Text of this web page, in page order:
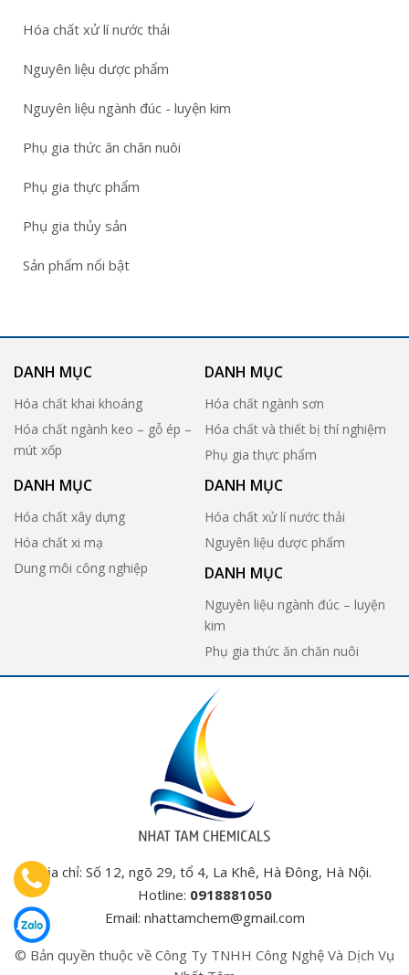
Hóa chất xử lí nước thải
Nguyên liệu dược phẩm
Nguyên liệu ngành đúc - luyện kim
Phụ gia thức ăn chăn nuôi
Phụ gia thực phẩm
Phụ gia thủy sản
Sản phẩm nổi bật
DANH MỤC
Hóa chất khai khoáng
Hóa chất ngành keo – gỗ ép –
mút xốp
DANH MỤC
Hóa chất ngành sơn
Hóa chất và thiết bị thí nghiệm
Phụ gia thực phẩm
DANH MỤC
Hóa chất xây dựng
Hóa chất xi mạ
Dung môi công nghiệp
DANH MỤC
Hóa chất xử lí nước thải
Nguyên liệu dược phẩm
DANH MỤC
Nguyên liệu ngành đúc – luyện
kim
Phụ gia thức ăn chăn nuôi
Địa chỉ: Số 12, ngõ 29, tổ 4, La Khê, Hà Đông, Hà Nội.
Hotline: 0918881050
Email: nhattamchem@gmail.com
© Bản quyền thuộc về Công Ty TNHH Công Nghệ Và Dịch Vụ